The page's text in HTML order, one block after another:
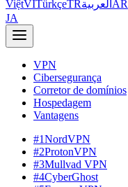
ViệtVITürkçeTRالعربية AR
JA
VPN
Cibersegurança
Corretor de domínios
Hospedagem
Vantagens
#1NordVPN
#2ProtonVPN
#3Mullvad VPN
#4CyberGhost